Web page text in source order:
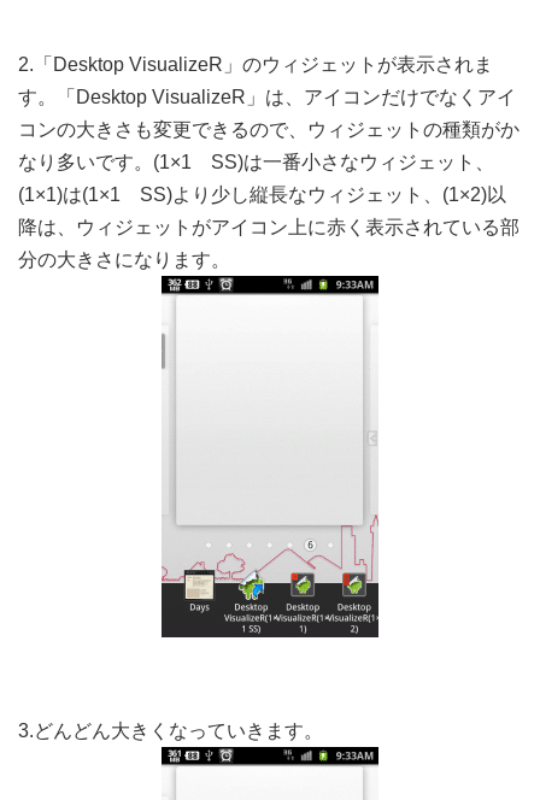
2.「Desktop VisualizeR」のウィジェットが表示されま
す。「Desktop VisualizeR」は、アイコンだけでなくアイ
コンの大きさも変更できるので、ウィジェットの種類がか
なり多いです。(1×1 SS)は一番小さなウィジェット、
(1×1)は(1×1 SS)より少し縦長なウィジェット、(1×2)以
降は、ウィジェットがアイコン上に赤く表示されている部
分の大きさになります。
3.どんどん大きくなっていきます。